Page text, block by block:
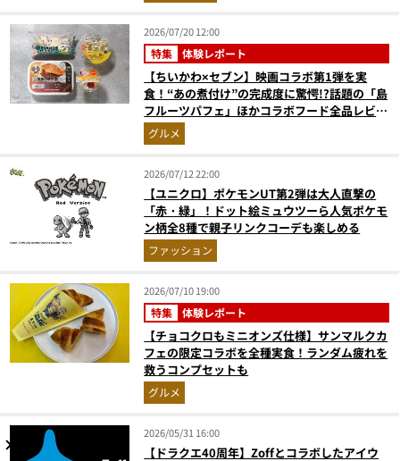
2026/07/20 12:00
特集 体験レポート
【ちいかわ×セブン】映画コラボ第1弾を実
食！“あの煮付け”の完成度に驚愕!?話題の「島
フルーツパフェ」ほかコラボフード全品レビュ
ーグルメ
2026/07/12 22:00
【ユニクロ】ポケモンUT第2弾は大人直撃の
「赤・緑」！ドット絵ミュウツーら人気ポケモ
ン柄全8種で親子リンクコーデも楽しめる
ファッション
2026/07/10 19:00
特集 体験レポート
【チョコクロもミニオンズ仕様】サンマルクカ
フェの限定コラボを全種実食！ランダム疲れを
救うコンプセットも
グルメ
2026/05/31 16:00
【ドラクエ40周年】Zoffとコラボしたアイウ